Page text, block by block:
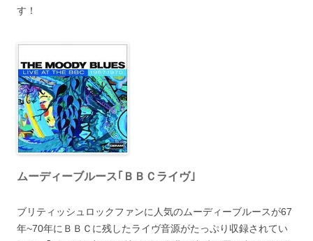
す！
ムーディーブルース｢ＢＢＣライヴ｣
ブリティッシュロックファンに人気のムーディーブルースが67
年~70年にＢＢＣに残したライヴ音源がたっぷり収録されてい